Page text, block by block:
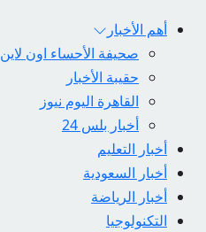
أهم الأخبار
صحيفة الأحساء اون لاين
حقيبة الأخبار
القاهرة اليوم نيوز
أخبار بلس 24
أخبار التعليم
أخبار السعودية
أخبار الرياضة
التكنولوجيا